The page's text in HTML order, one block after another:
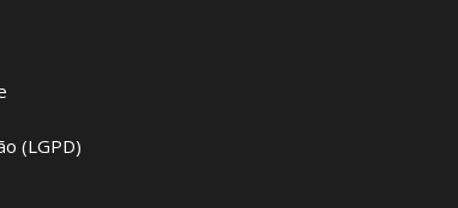
(LGPD)